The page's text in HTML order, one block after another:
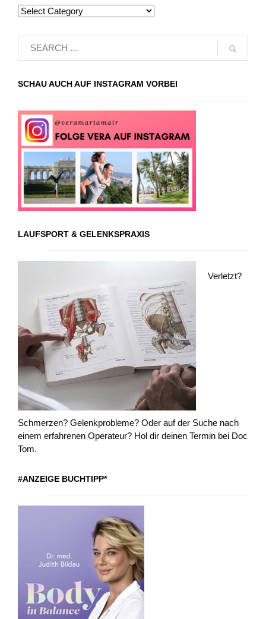
SCHAU AUCH AUF INSTAGRAM VORBEI
LAUFSPORT & GELENKSPRAXIS
Verletzt?
Schmerzen? Gelenkprobleme? Oder auf der Suche nach
einem erfahrenen Operateur? Hol dir deinen Termin bei Doc
Tom.
#ANZEIGE BUCHTIPP*